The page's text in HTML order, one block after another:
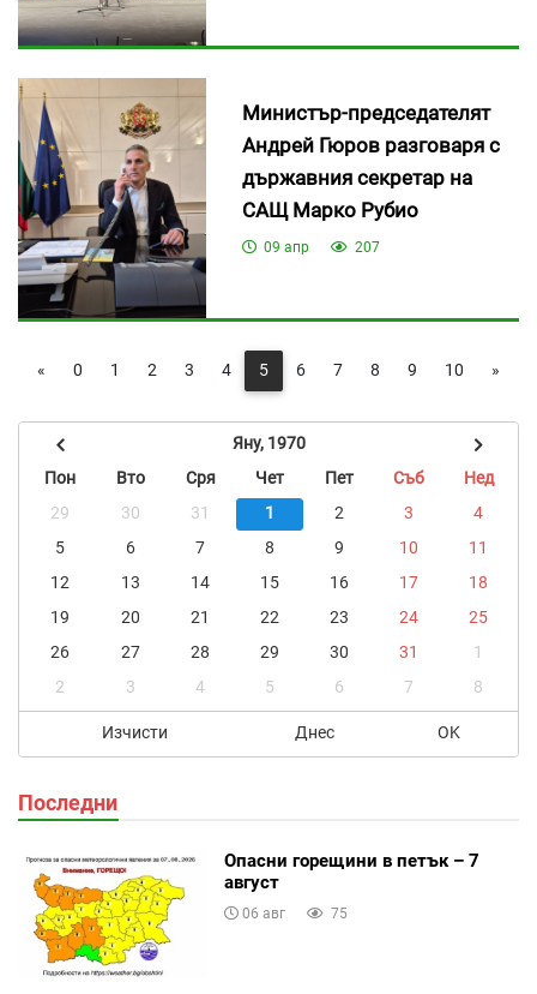
Министър-председателят
Андрей Гюров разговаря с
държавния секретар на
САЩ Марко Рубио
09 апр 207
« 0 1 2 3 4 5 6 7 8 9 10 »
Яну, 1970
Пон
Вто Сря Чет Пет Съб
Нед
29
30 31 1 2 3
4
5
6 7 8 9 10
11
12
13 14 15 16 17
18
19
20 21 22 23 24
25
26
27 28 29 30 31
1
2
3 4 5 6 7 8
Изчисти Днес OK
Последни
Опасни горещини в петък – 7
август
06 авг 75